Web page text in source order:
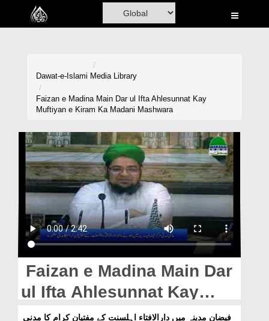
Home
Madani Channel
Volunteer Portal
Rohani Ilaj
Donation
Magazine
Departments
Our Websites
Dawat-e-Islami Media Library
Faizan e Madina Main Dar ul Ifta Ahlesunnat Kay
Muftiyan e Kiram Ka Madani Mashwara
Faizan e Madina Main Dar
ul Ifta Ahlesunnat Kay
Muftiyan e Kiram Ka